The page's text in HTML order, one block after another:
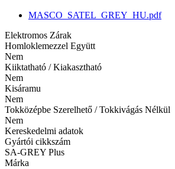
MASCO_SATEL_GREY_HU.pdf
Elektromos Zárak
Homloklemezzel Együtt
Nem
Kiiktatható / Kiakasztható
Nem
Kisáramu
Nem
Tokközépbe Szerelhető / Tokkivágás Nélkül
Nem
Kereskedelmi adatok
Gyártói cikkszám
SA-GREY Plus
Márka